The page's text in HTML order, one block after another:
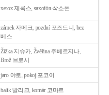
xerox 제록스, saxofón 삭소폰
zámek 자메크, pozdní 포즈드니, bez
베스
Žižka 지슈카, Žvěřina 주베르지나,
Brož 브로시
jaro 야로, pokoj 포코이
balík 발리크, komár 코마르